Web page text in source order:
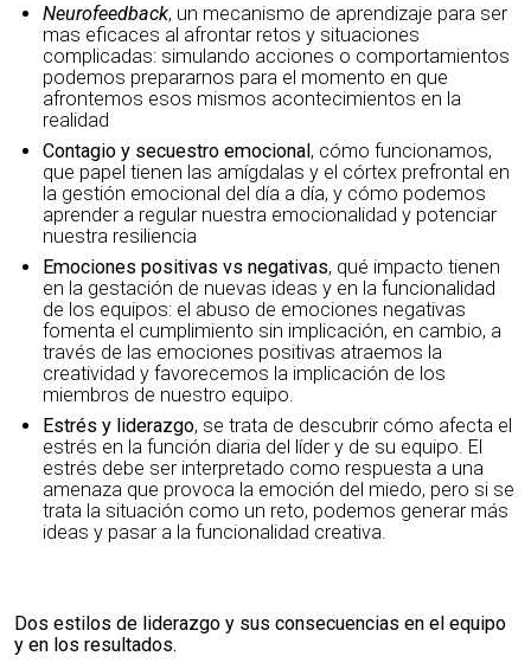
Neurofeedback, un mecanismo de aprendizaje para ser
mas eficaces al afrontar retos y situaciones
complicadas: simulando acciones o comportamientos
podemos prepararnos para el momento en que
afrontemos esos mismos acontecimientos en la
realidad
Contagio y secuestro emocional, cómo funcionamos,
que papel tienen las amígdalas y el córtex prefrontal en
la gestión emocional del día a día, y cómo podemos
aprender a regular nuestra emocionalidad y potenciar
nuestra resiliencia
Emociones positivas vs negativas, qué impacto tienen
en la gestación de nuevas ideas y en la funcionalidad
de los equipos: el abuso de emociones negativas
fomenta el cumplimiento sin implicación, en cambio, a
través de las emociones positivas atraemos la
creatividad y favorecemos la implicación de los
miembros de nuestro equipo.
Estrés y liderazgo, se trata de descubrir cómo afecta el
estrés en la función diaria del líder y de su equipo. El
estrés debe ser interpretado como respuesta a una
amenaza que provoca la emoción del miedo, pero si se
trata la situación como un reto, podemos generar más
ideas y pasar a la funcionalidad creativa.
Dos estilos de liderazgo y sus consecuencias en el equipo
y en los resultados.